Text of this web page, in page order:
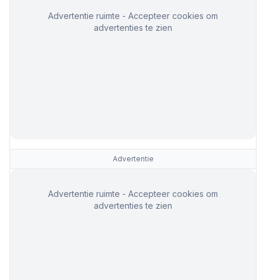
Advertentie ruimte - Accepteer cookies om
advertenties te zien
Advertentie
Advertentie ruimte - Accepteer cookies om
advertenties te zien